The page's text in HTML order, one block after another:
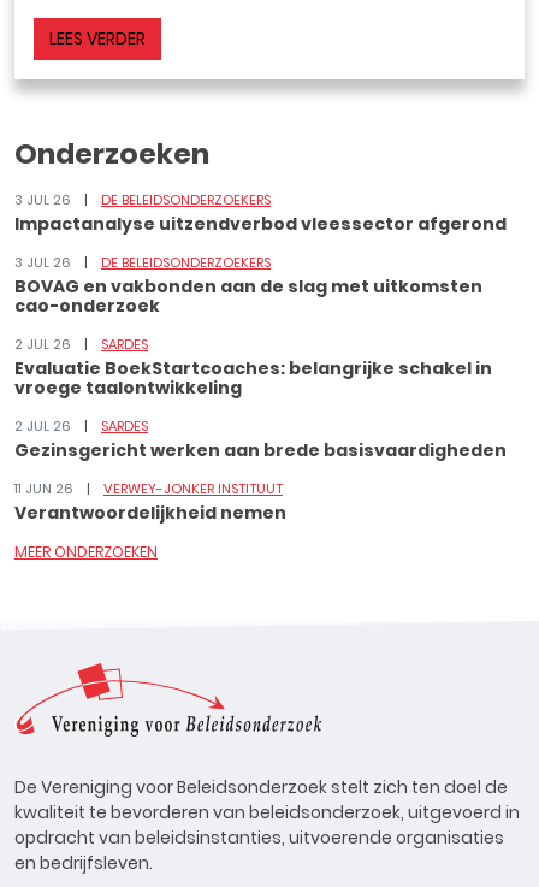
LEES VERDER
Onderzoeken
3 JUL 26 DE BELEIDSONDERZOEKERS
Impactanalyse uitzendverbod vleessector afgerond
3 JUL 26 DE BELEIDSONDERZOEKERS
BOVAG en vakbonden aan de slag met uitkomsten
cao-onderzoek
2 JUL 26 SARDES
Evaluatie BoekStartcoaches: belangrijke schakel in
vroege taalontwikkeling
2 JUL 26 SARDES
Gezinsgericht werken aan brede basisvaardigheden
11 JUN 26 VERWEY-JONKER INSTITUUT
Verantwoordelijkheid nemen
MEER ONDERZOEKEN
De Vereniging voor Beleidsonderzoek stelt zich ten doel de
kwaliteit te bevorderen van beleidsonderzoek, uitgevoerd in
opdracht van beleidsinstanties, uitvoerende organisaties
en bedrijfsleven.